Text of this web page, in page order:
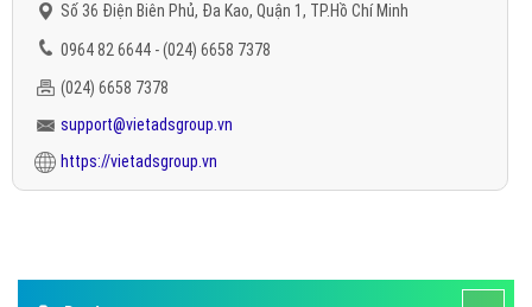
Số 36 Điện Biên Phủ, Đa Kao, Quận 1, TP.Hồ Chí Minh
0964 82 6644 - (024) 6658 7378
(024) 6658 7378
support@vietadsgroup.vn
https://vietadsgroup.vn